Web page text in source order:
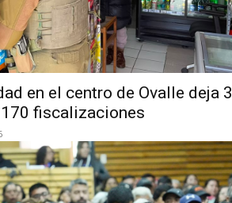
en el centro de Ovalle deja 3
fiscalizaciones